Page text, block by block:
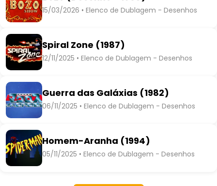
15/03/2026 • Elenco de Dublagem - Desenhos
Spiral Zone (1987)
12/11/2025 • Elenco de Dublagem - Desenhos
Guerra das Galáxias (1982)
06/11/2025 • Elenco de Dublagem - Desenhos
Homem-Aranha (1994)
05/11/2025 • Elenco de Dublagem - Desenhos